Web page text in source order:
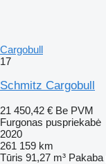
Cargobull
17
Schmitz Cargobull
21 450,42 € Be PVM
Furgonas puspriekabė
2020
261 159 km
Tūris 91,27 m³ Pakaba